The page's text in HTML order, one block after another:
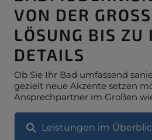
VON DER
ÖSUNG BIS ZU
ETAILS
Ob Sie Ihr Bad umfassend
gezielt neue Akzente setzen
Ansprechpartner im Großen
Leistungen im